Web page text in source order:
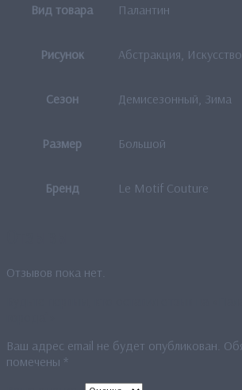
Вид товара Палантин
Рисунок Абстракция, Искусство
Сезон Демисезонный, Зима
Размер Большой
Бренд Le Motif Couture
Отзывов пока нет.
Ваш адрес email не будет опубликован.
помечены *